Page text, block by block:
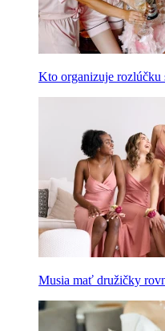
Kto organizuje rozlúčku
Musia mať družičky